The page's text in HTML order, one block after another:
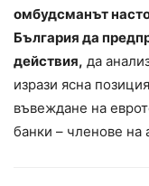
омбудсманът
България да
действия, да
изрази ясна
въвеждане на
банки – членове на